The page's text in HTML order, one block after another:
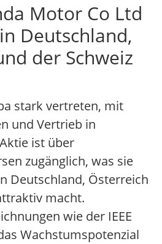
Motor Co Ltd
Deutschland,
der Schweiz
stark vertreten, mit
und Vertrieb in
ist über
zugänglich, was sie
Deutschland, Österreich
macht.
wie der IEEE
Wachstumspotenzial